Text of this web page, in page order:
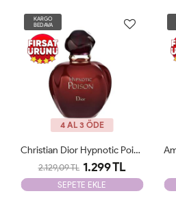
KARGO
BEDAVA
4 AL 3 ÖDE
Amouage Guidance EDP 100 Ml Tester
2.199,09 TL 1.749 TL
SEPETE EKLE